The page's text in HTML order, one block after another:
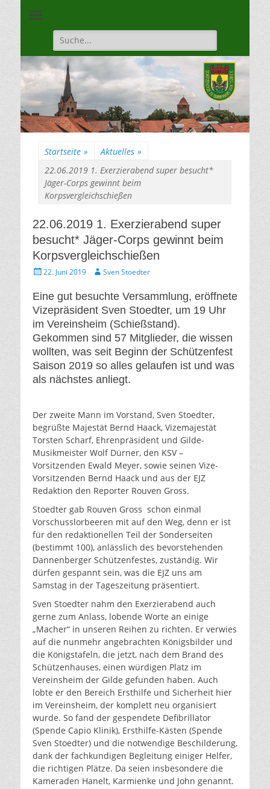
1528
Suche
für:
Startseite » Aktuelles »
22.06.2019 1. Exerzierabend super besucht*
Jäger-Corps gewinnt beim
Korpsvergleichschießen
22.06.2019 1. Exerzierabend super
besucht* Jäger-Corps gewinnt beim
Korpsvergleichschießen
Gepostet
22. Juni 2019 AutorSven Stoedter
Eine gut besuchte Versammlung, eröffnete
Vizepräsident Sven Stoedter, um 19 Uhr
im Vereinsheim (Schießstand).
Gekommen sind 57 Mitglieder, die wissen
wollten, was seit Beginn der Schützenfest
Saison 2019 so alles gelaufen ist und was
als nächstes anliegt.
Der zweite Mann im Vorstand, Sven Stoedter,
begrüßte Majestät Bernd Haack, Vizemajestät
Torsten Scharf, Ehrenpräsident und Gilde-
Musikmeister Wolf Dürner, den KSV –
Vorsitzenden Ewald Meyer, sowie seinen Vize-
Vorsitzenden Bernd Haack und aus der EJZ
Redaktion den Reporter Rouven Gross.
Stoedter gab Rouven Gross schon einmal
Vorschusslorbeeren mit auf den Weg, denn er ist
für den redaktionellen Teil der Sonderseiten
(bestimmt 100), anlässlich des bevorstehenden
Dannenberger Schützenfestes, zuständig. Wir
dürfen gespannt sein, was die EJZ uns am
Samstag in der Tageszeitung präsentiert.
Sven Stoedter nahm den Exerzierabend auch
gerne zum Anlass, lobende Worte an einige
„Macher“ in unseren Reihen zu richten. Er verwies
auf die nunmehr angebrachten Königsbilder und
die Königstafeln, die jetzt, nach dem Brand des
Schützenhauses, einen würdigen Platz im
Vereinsheim der Gilde gefunden haben. Auch
lobte er den Bereich Ersthilfe und Sicherheit hier
im Vereinsheim, der komplett neu organisiert
wurde. So fand der gespendete Defibrillator
(Spende Capio Klinik), Ersthilfe-Kästen (Spende
Sven Stoedter) und die notwendige Beschilderung,
dank der fachkundigen Begleitung einiger Helfer,
die richtigen Plätze. Da seien insbesondere die
Kameraden Hanelt, Karmienke und John genannt.